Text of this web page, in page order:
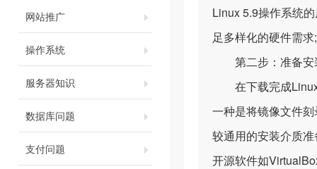
网站推广
操作系统
服务器知识
数据库问题
支付问题
Linux 5.9操作系统
足多样化的硬件需
第二步：准备安
在下载完成Linux
一种是将镜像文件
较通用的安装介质
开源软件如